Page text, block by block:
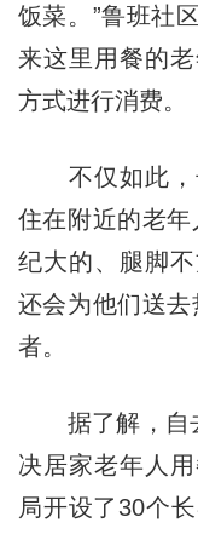
饭菜。”鲁班社
来这里用餐的
方式进行消费。
不仅如此，
住在附近的老
纪大的、腿脚
还会为他们送去
者。
据了解，自
决居家老年人
局开设了30个